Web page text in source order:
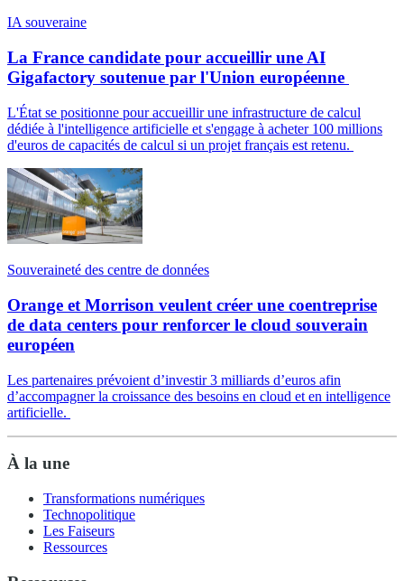
IA souveraine
La France candidate pour accueillir une AI
Gigafactory soutenue par l'Union européenne
L'État se positionne pour accueillir une infrastructure de calcul
dédiée à l'intelligence artificielle et s'engage à acheter 100 millions
d'euros de capacités de calcul si un projet français est retenu.
Souveraineté des centre de données
Orange et Morrison veulent créer une coentreprise
de data centers pour renforcer le cloud souverain
européen
Les partenaires prévoient d’investir 3 milliards d’euros afin
d’accompagner la croissance des besoins en cloud et en intelligence
artificielle.
À la une
Transformations numériques
Technopolitique
Les Faiseurs
Ressources